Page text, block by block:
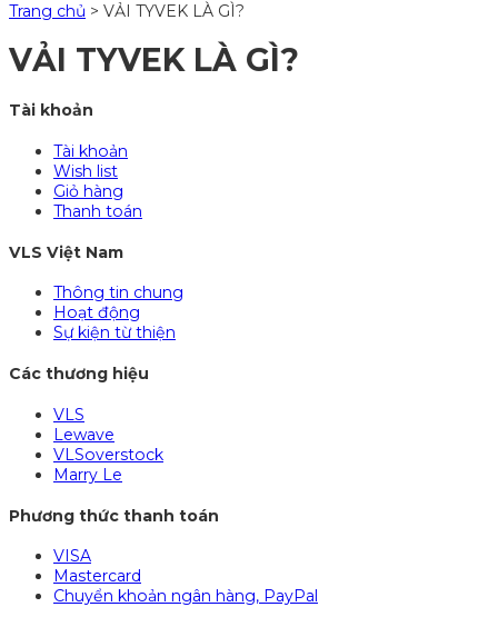
Trang chủ > VẢI TYVEK LÀ GÌ?
VẢI TYVEK LÀ GÌ?
Tài khoản
Tài khoản
Wish list
Giỏ hàng
Thanh toán
VLS Việt Nam
Thông tin chung
Hoạt động
Sự kiện từ thiện
Các thương hiệu
VLS
Lewave
VLSoverstock
Marry Le
Phương thức thanh toán
VISA
Mastercard
Chuyển khoản ngân hàng, PayPal